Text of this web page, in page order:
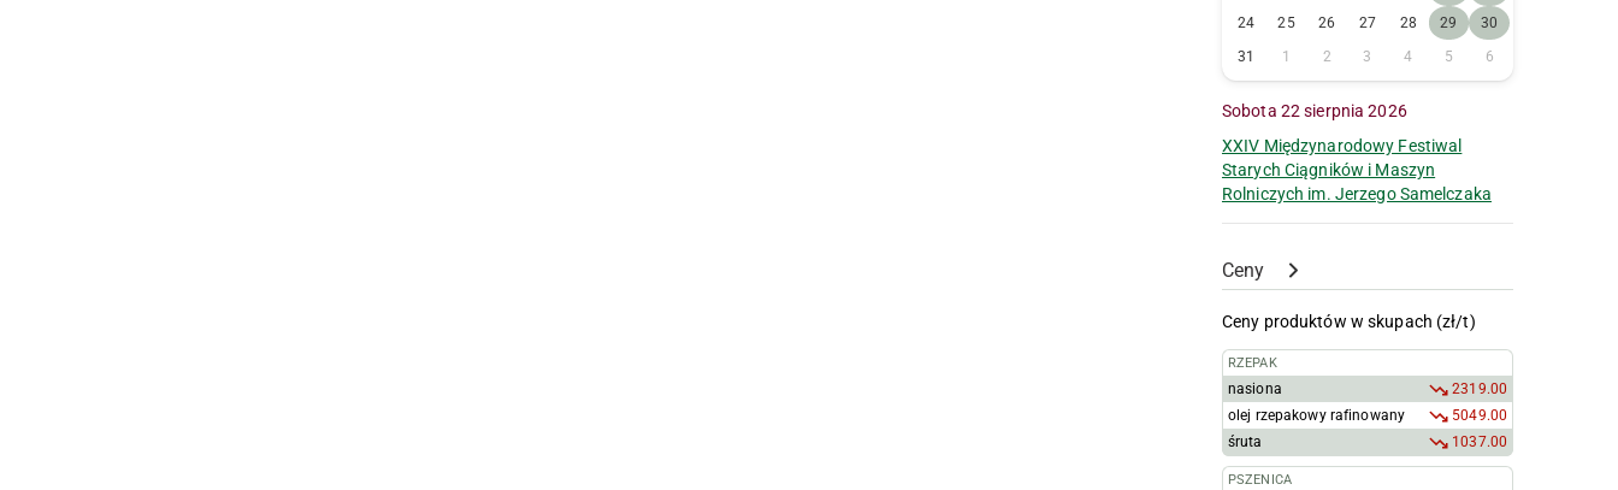
24
25 26 27 28 29
30
31
1 2 3 4 5 6
Sobota 22 sierpnia 2026
XXIV Międzynarodowy Festiwal
Starych Ciągników i Maszyn
Rolniczych im. Jerzego Samelczaka
Ceny
Ceny produktów w skupach (zł/t)
RZEPAK
nasiona
2319.00
olej rzepakowy rafinowany
5049.00
śruta
1037.00
PSZENICA